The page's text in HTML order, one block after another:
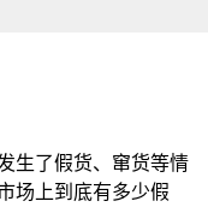
生了假货、窜货等情
场上到底有多少假